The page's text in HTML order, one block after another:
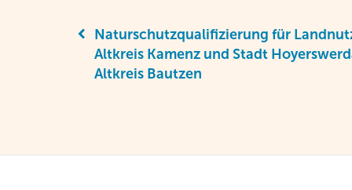
Naturschutzqualifizierung für
Altkreis Kamenz und Stadt
Altkreis Bautzen